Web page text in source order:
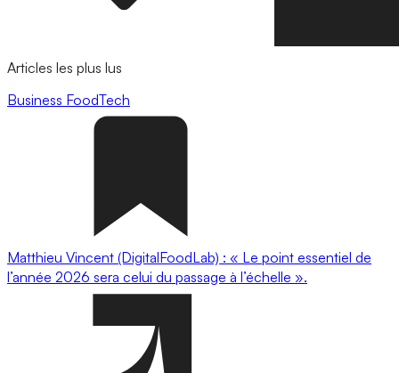
Articles les plus lus
Business FoodTech
Matthieu Vincent (DigitalFoodLab) : « Le point essentiel de
l’année 2026 sera celui du passage à l’échelle ».